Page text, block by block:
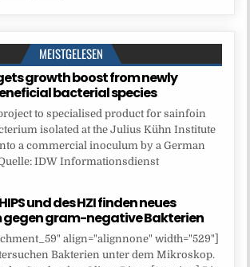
MEISTGELESEN
growth boost from newly
bacterial species
to specialised product for sainfoin
isolated at the Julius Kühn Institute
a commercial inoculum by a German
IDW Informationsdienst
und des HZI finden neues
gram-negative Bakterien
align="alignnone" width="529"]
Bakterien unter dem Mikroskop.